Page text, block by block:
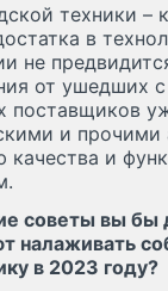
техники –
в
не
от ушедших
поставщиков
и прочими
и
советы вы бы
налаживать
в 2023 году?